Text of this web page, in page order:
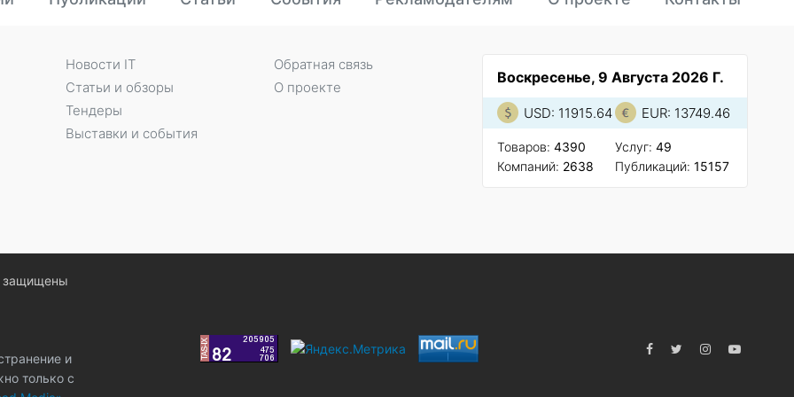
Воскресенье, 9 Августа 2026 Г.
USD: 11915.64 EUR: 13749.46
Товаров: 4390
Компаний: 2638
Услуг: 49
Публикаций: 15157
Новости IT
Статьи и обзоры
Тендеры
Выставки и события
Обратная связь
О проекте
защищены
и
только с